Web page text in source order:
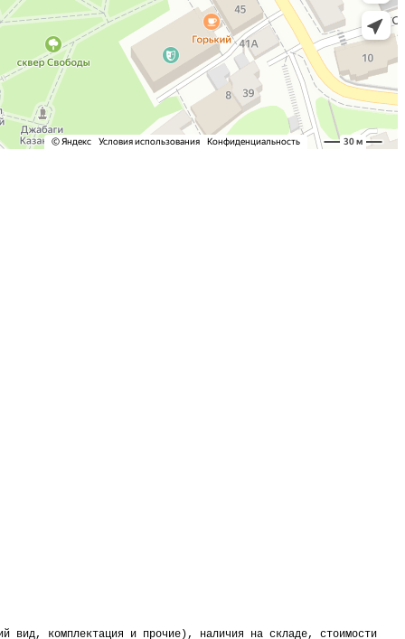
вид, комплектация и прочие), наличия на складе, стоимости